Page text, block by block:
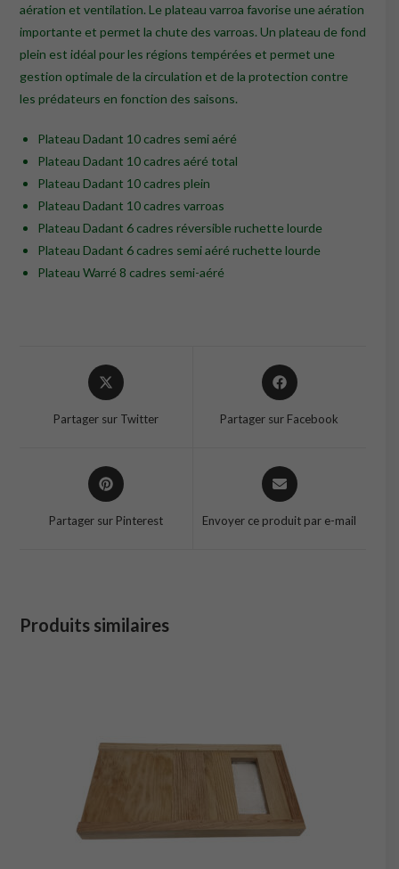
aération et ventilation. Le plateau varroa favorise une aération
importante et permet la chute des varroas. Un plateau de fond
plein est idéal pour les régions tempérées et permet une
gestion optimale de la circulation et de la protection contre
les prédateurs en fonction des saisons.
Plateau Dadant 10 cadres semi aéré
Plateau Dadant 10 cadres aéré total
Plateau Dadant 10 cadres plein
Plateau Dadant 10 cadres varroas
Plateau Dadant 6 cadres réversible ruchette lourde
Plateau Dadant 6 cadres semi aéré ruchette lourde
Plateau Warré 8 cadres semi-aéré
Opens
in
new
Partager sur Twitter
Opens
in
Partager sur Facebook
Opens
in
Partager sur Pinterest
Opens
in
new
Envoyer ce produit par e-mail
Produits similaires